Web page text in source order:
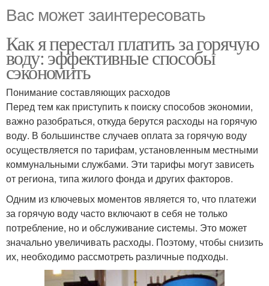
Вас может заинтересовать
Как я перестал платить за горячую
воду: эффективные способы
сэкономить
Понимание составляющих расходов
Перед тем как приступить к поиску способов экономии,
важно разобраться, откуда берутся расходы на горячую
воду. В большинстве случаев оплата за горячую воду
осуществляется по тарифам, установленным местными
коммунальными службами. Эти тарифы могут зависеть
от региона, типа жилого фонда и других факторов.
Одним из ключевых моментов является то, что платежи
за горячую воду часто включают в себя не только
потребление, но и обслуживание системы. Это может
значально увеличивать расходы. Поэтому, чтобы снизить
их, необходимо рассмотреть различные подходы.